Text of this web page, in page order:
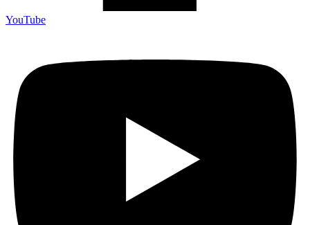
YouTube